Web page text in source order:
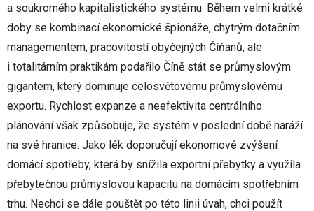
a soukromého kapitalistického systému. Během velmi krátké
doby se kombinací ekonomické špionáže, chytrým dotačním
managementem, pracovitostí obyčejných Číňanů, ale
i totalitárním praktikám podařilo Číně stát se průmyslovým
gigantem, který dominuje celosvětovému průmyslovému
exportu. Rychlost expanze a neefektivita centrálního
plánování však způsobuje, že systém v poslední době naráží
na své hranice. Jako lék doporučují ekonomové zvýšení
domácí spotřeby, která by snížila exportní přebytky a využila
přebytečnou průmyslovou kapacitu na domácím spotřebním
trhu. Nechci se dále pouštět po této linii úvah, chci použít